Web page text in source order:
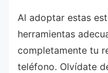
Al adoptar estas
herramientas
completamente tu
teléfono. Olvídate